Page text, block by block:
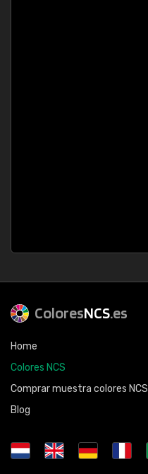
ColoresNCS.es
Home
Colores NCS
Comprar muestra colores NCS
Blog